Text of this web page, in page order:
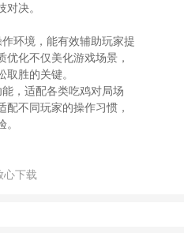
决。
环境，能有效辅助玩家提
优化不仅美化游戏场景，
胜的关键。
，适配各类吃鸡对局场
不同玩家的操作习惯，
心下载